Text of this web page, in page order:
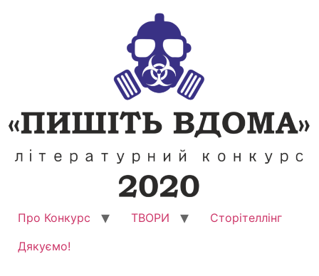
Про Конкурс ТВОРИ
Сторітеллінг
Дякуємо!